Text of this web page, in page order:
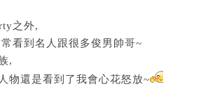
之外,
看到名人跟很多俊男帥哥~
,
物還是看到了我會心花怒放~